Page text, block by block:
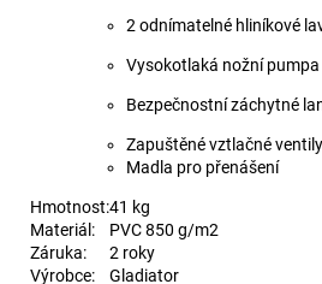
2 odnímatelné hliníkové
Vysokotlaká nožní pumpa
Bezpečnostní záchytné
Zapuštěné vztlačné ventily
Madla pro přenášení
Hmotnost:41 kg
Materiál:
PVC 850 g/m2
Záruka:
2 roky
Výrobce:
Gladiator